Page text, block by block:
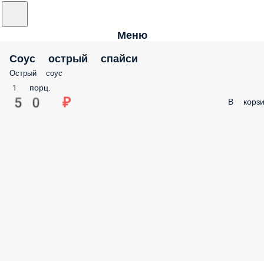
Меню
Соус острый спайси
Острый соус
1 порц.
50 ₽ В